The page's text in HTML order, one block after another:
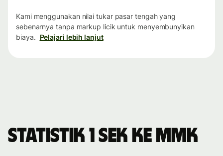
Kami menggunakan nilai tukar pasar tengah yang
sebenarnya tanpa markup licik untuk menyembunyikan
biaya. Pelajari lebih lanjut
Statistik 1 SEK ke MMK